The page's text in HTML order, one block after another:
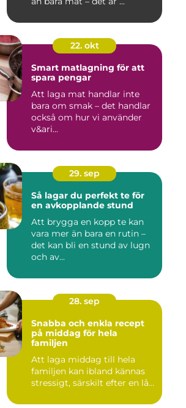
22. okt
Smart matlagning för att
spara pengar
Att laga mat handlar inte
bara om smak – det handlar
också om hur vi använder
v&ari...
29. sep
Så lagar du perfekt te för
en avkopplande stund
Att brygga en kopp te kan
vara mer än bara en rutin –
det kan bli en stund av lugn
och av...
28. sep
Snabba och enkla recept
på middag för hela
familjen
Att laga middag till hela
familjen kan ibland kännas
stressigt, särskilt efter en lå...